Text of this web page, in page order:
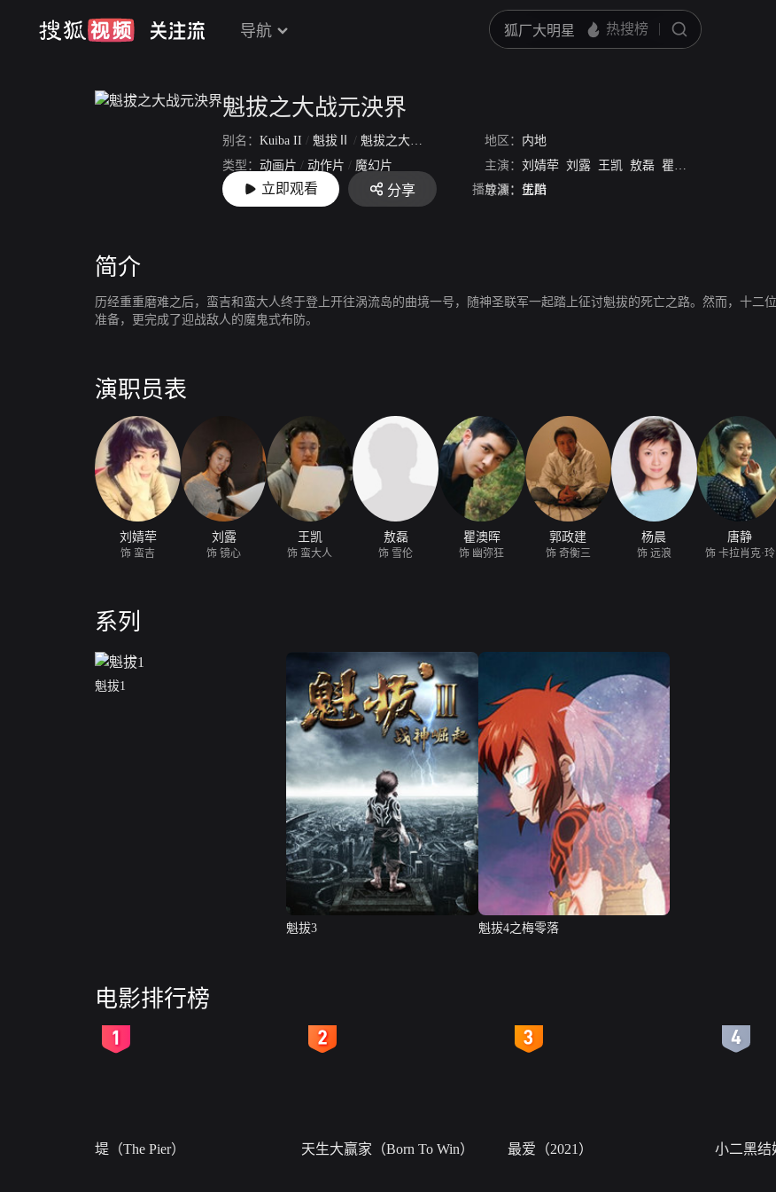
导航
魁拔之大战元泱界
别名： Kuiba II / 魁拔Ⅱ / 魁拔之大战元泱界 魁拔Ⅱ / 魁拔2：大战元泱界
地区： 内地
类型： 动画片 / 动作片 / 魔幻片 主演： 刘婧荦 刘露 王凯 敖磊 瞿澳晖
上映： 2013-05-31 导演： 王川
立即观看 分享 播放源： 优酷
简介
历经重重磨难之后，蛮吉和蛮大人终于登上开往涡流岛的曲境一号，随神圣联军一起踏上征讨魁拔的死亡之路。然而，十二
准备，更完成了迎战敌人的魔鬼式布防。
演职员表
刘婧荦
饰 蛮吉
刘露
饰 镜心
王凯
饰 蛮大人
敖磊
饰 雪伦
瞿澳晖
饰 幽弥狂
郭政建
饰 奇衡三
杨晨
饰 远浪
唐静
饰 卡拉肖克·玲
系列
魁拔1
魁拔3 魁拔4之梅零落
电影排行榜
堤（The Pier） 天生大赢家（Born To Win） 最爱（2021） 小二黑结